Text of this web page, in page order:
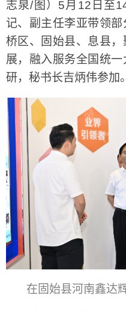
志泉/图）5月12日至
记、副主任李亚带领
桥区、固始县、息县
展，融入服务全国统
研，秘书长吉炳伟参加。
在 固始县河南鑫达